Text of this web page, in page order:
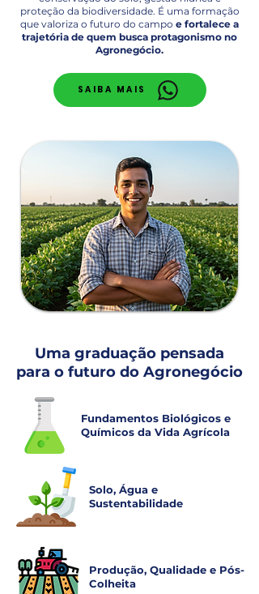
proteção da biodiversidade. É uma formação
que valoriza o futuro do campo e fortalece a
trajetória de quem busca protagonismo no
Agronegócio.
SAIBA MAIS
Uma graduação pensada
para o futuro do Agronegócio
Fundamentos Biológicos e
Químicos da Vida Agrícola
Solo, Água e
Sustentabilidade
Produção, Qualidade e Pós-
Colheita